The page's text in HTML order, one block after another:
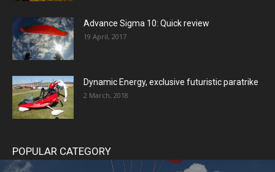
Advance Sigma 10: Quick review
19 April, 2017
Dynamic Energy, exclusive futuristic paratrike
2 March, 2018
POPULAR CATEGORY